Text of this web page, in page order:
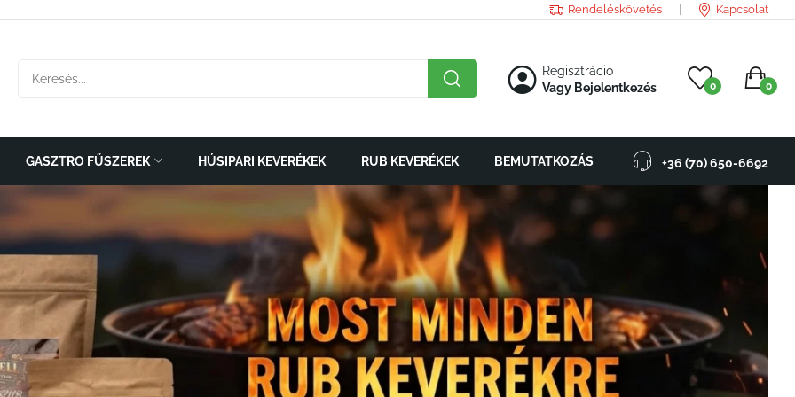
Rendeléskövetés Kapcsolat
Regisztráció
Vagy Bejelentkezés
0 0
GASZTRO FŰSZEREK HÚSIPARI KEVERÉKEK RUB KEVERÉKEK BEMUTATKOZÁS +36 (70) 650-6692